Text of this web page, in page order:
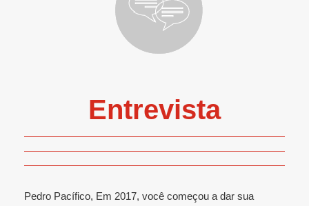
Entrevista
Pedro Pacífico, Em 2017, você começou a dar sua